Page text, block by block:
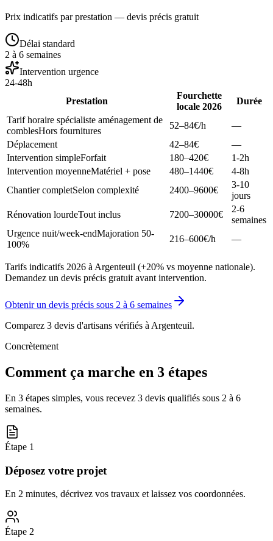
Prix indicatifs par prestation — devis précis gratuit
Délai standard
2 à 6 semaines
Intervention urgence
24-48h
Prestation
Fourchette
locale 2026
Durée
Tarif horaire spécialiste aménagement de
comblesHors fournitures
52–84€/h
—
Déplacement
42–84€
—
Intervention simpleForfait 180–420€
1-2h
Intervention moyenneMatériel + pose 480–1440€
4-8h
Chantier completSelon complexité 2400–9600€
3-10
jours
Rénovation lourdeTout inclus 7200–30000€
2-6
semaines
Urgence nuit/week-endMajoration 50-
100%
216–600€/h —
Tarifs indicatifs 2026 à Argenteuil (+20% vs moyenne nationale).
Demandez un devis précis gratuit avant intervention.
Obtenir un devis précis sous 2 à 6 semaines
Comparez 3 devis d'artisans vérifiés à Argenteuil.
Concrètement
Comment ça marche en 3 étapes
En 3 étapes simples, vous recevez 3 devis qualifiés sous 2 à 6
semaines.
Étape 1
Déposez votre projet
En 2 minutes, décrivez vos travaux et laissez vos coordonnées.
Étape 2